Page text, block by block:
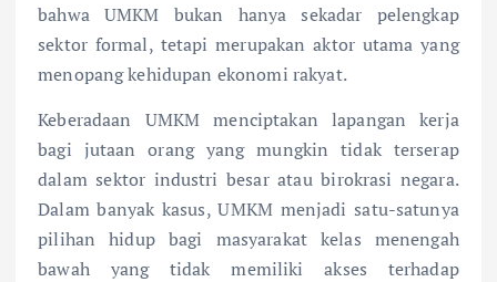
bahwa UMKM bukan hanya sekadar pelengkap
sektor formal, tetapi merupakan aktor utama yang
menopang kehidupan ekonomi rakyat.
Keberadaan UMKM menciptakan lapangan kerja
bagi jutaan orang yang mungkin tidak terserap
dalam sektor industri besar atau birokrasi negara.
Dalam banyak kasus, UMKM menjadi satu-satunya
pilihan hidup bagi masyarakat kelas menengah
bawah yang tidak memiliki akses terhadap